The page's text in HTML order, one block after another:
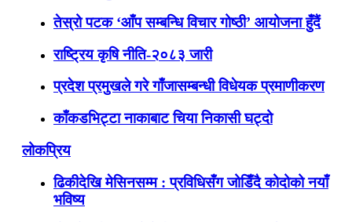
तेस्रो पटक ‘आँप सम्बन्धि विचार गोष्ठी’ आयोजना हुँदैं
राष्ट्रिय कृषि नीति-२०८३ जारी
प्रदेश प्रमुखले गरे गाँजासम्बन्धी विधेयक प्रमाणीकरण
काँकडभिट्टा नाकाबाट चिया निकासी घट्दो
लोकप्रिय
ढिकीदेखि मेसिनसम्म : प्रविधिसँग जोडिँदै कोदोको नयाँ
भविष्य